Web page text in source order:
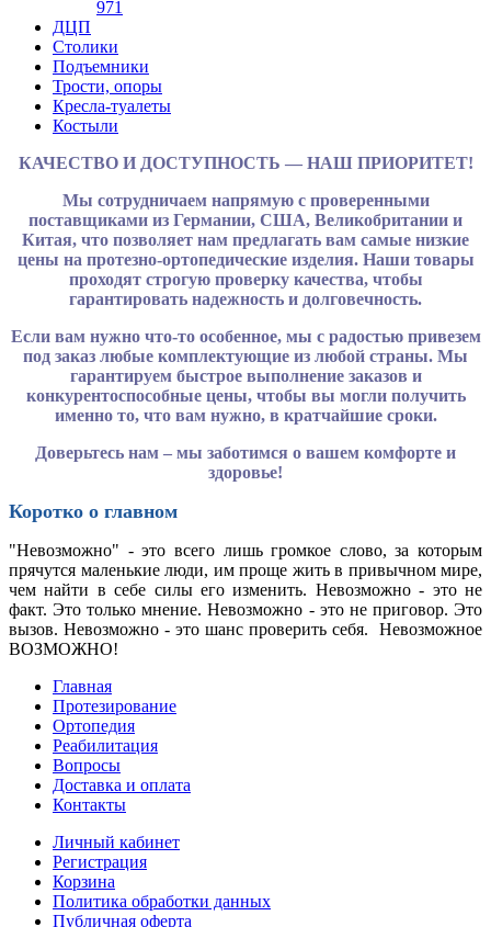
971
ДЦП
Столики
Подъемники
Трости, опоры
Кресла-туалеты
Костыли
КАЧЕСТВО И ДОСТУПНОСТЬ — НАШ ПРИОРИТЕТ!
Мы сотрудничаем напрямую с проверенными
поставщиками из Германии, США, Великобритании и
Китая, что позволяет нам предлагать вам самые низкие
цены на протезно-ортопедические изделия. Наши товары
проходят строгую проверку качества, чтобы
гарантировать надежность и долговечность.
Если вам нужно что-то особенное, мы с радостью привезем
под заказ любые комплектующие из любой страны. Мы
гарантируем быстрое выполнение заказов и
конкурентоспособные цены, чтобы вы могли получить
именно то, что вам нужно, в кратчайшие сроки.
Доверьтесь нам – мы заботимся о вашем комфорте и
здоровье!
Коротко о главном
"Невозможно" - это всего лишь громкое слово, за которым
прячутся маленькие люди, им проще жить в привычном мире,
чем найти в себе силы его изменить. Невозможно - это не
факт. Это только мнение. Невозможно - это не приговор. Это
вызов. Невозможно - это шанс проверить себя. Невозможное
ВОЗМОЖНО!
Главная
Протезирование
Ортопедия
Реабилитация
Вопросы
Доставка и оплата
Контакты
Личный кабинет
Регистрация
Корзина
Политика обработки данных
Публичная оферта